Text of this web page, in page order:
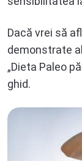
Dacă vrei să
demonstrate
„Dieta Paleo
ghid.